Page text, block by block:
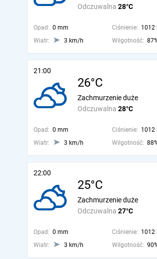
Odczuwalna 28°C
Opad: 0 mm Ciśnienie: 1012
Wiatr:
3 km/h Wilgotność:
21:00
26°C
Odczuwalna 28°C
Zachmurzenie duże
Opad: 0 mm Ciśnienie: 1012
Wiatr:
3 km/h Wilgotność:
22:00
25°C
Odczuwalna 27°C
Zachmurzenie duże
Opad: 0 mm Ciśnienie: 1012
Wiatr:
3 km/h Wilgotność: